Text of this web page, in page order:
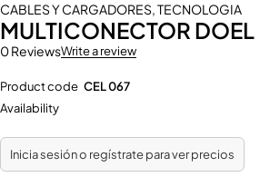
CABLES Y CARGADORES,TECNOLOGIA
MULTICONECTOR DOEL
0 ReviewsWrite a review
Product code CEL 067
Availability
Inicia sesión o regístrate para ver precios